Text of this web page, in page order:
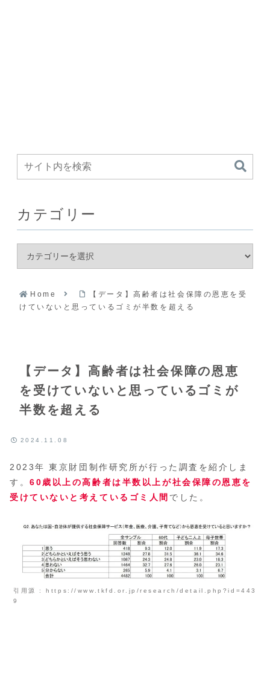
カテゴリー
Home
【データ】高齢者は社会保障の恩恵を受
けていないと思っているゴミが半数を超える
【データ】高齢者は社会保障の恩恵
を受けていないと思っているゴミが
半数を超える
2024.11.08
2023年 東京財団制作研究所が行った調査を紹介しま
す。60歳以上の高齢者は半数以上が社会保障の恩恵を
受けていないと考えているゴミ人間 でした。
引用源 : https://www.tkfd.or.jp/research/detail.php?id=443
9